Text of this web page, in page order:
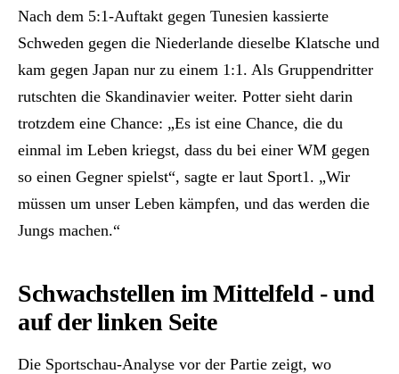
Nach dem 5:1-Auftakt gegen Tunesien kassierte
Schweden gegen die Niederlande dieselbe Klatsche und
kam gegen Japan nur zu einem 1:1. Als Gruppendritter
rutschten die Skandinavier weiter. Potter sieht darin
trotzdem eine Chance: „Es ist eine Chance, die du
einmal im Leben kriegst, dass du bei einer WM gegen
so einen Gegner spielst“, sagte er laut Sport1. „Wir
müssen um unser Leben kämpfen, und das werden die
Jungs machen.“
Schwachstellen im Mittelfeld - und
auf der linken Seite
Die Sportschau-Analyse vor der Partie zeigt, wo